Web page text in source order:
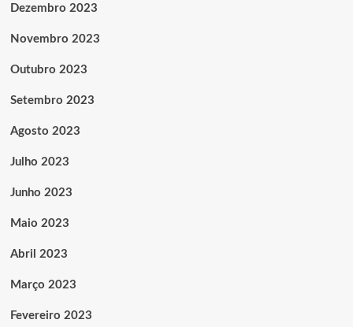
Dezembro 2023
Novembro 2023
Outubro 2023
Setembro 2023
Agosto 2023
Julho 2023
Junho 2023
Maio 2023
Abril 2023
Março 2023
Fevereiro 2023